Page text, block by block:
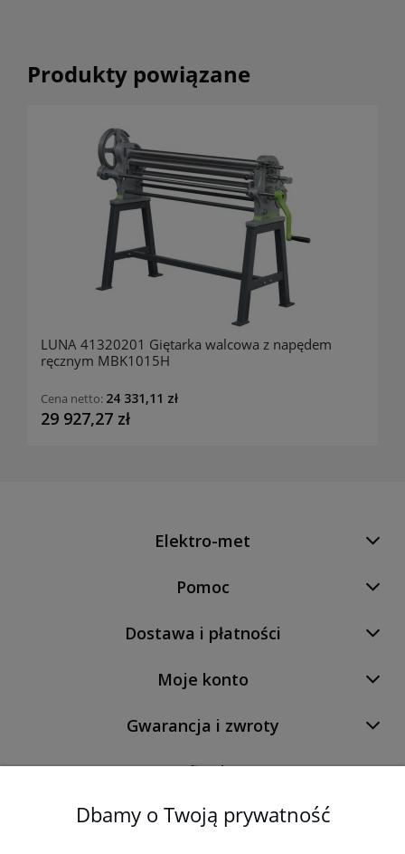
Produkty powiązane
LUNA 41320201 Giętarka walcowa z napędem
ręcznym MBK1015H
29 927,27 zł
Cena netto: 24 331,11 zł
Elektro-met
Pomoc
Dostawa i płatności
Moje konto
Gwarancja i zwroty
O firmie
Dbamy o Twoją prywatność